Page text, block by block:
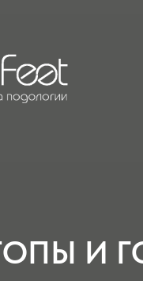
И